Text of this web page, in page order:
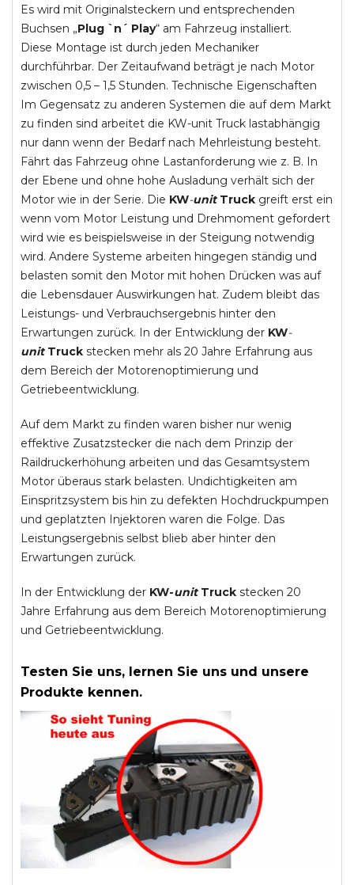
Es wird mit Originalsteckern und entsprechenden
Buchsen „Plug `n´ Play“ am Fahrzeug installiert.
Diese Montage ist durch jeden Mechaniker
durchführbar. Der Zeitaufwand beträgt je nach Motor
zwischen 0,5 – 1,5 Stunden. Technische Eigenschaften
Im Gegensatz zu anderen Systemen die auf dem Markt
zu finden sind arbeitet die KW-unit Truck lastabhängig
nur dann wenn der Bedarf nach Mehrleistung besteht.
Fährt das Fahrzeug ohne Lastanforderung wie z. B. In
der Ebene und ohne hohe Ausladung verhält sich der
Motor wie in der Serie. Die KW-unit Truck greift erst ein
wenn vom Motor Leistung und Drehmoment gefordert
wird wie es beispielsweise in der Steigung notwendig
wird. Andere Systeme arbeiten hingegen ständig und
belasten somit den Motor mit hohen Drücken was auf
die Lebensdauer Auswirkungen hat. Zudem bleibt das
Leistungs- und Verbrauchsergebnis hinter den
Erwartungen zurück. In der Entwicklung der KW-
unit Truck stecken mehr als 20 Jahre Erfahrung aus
dem Bereich der Motorenoptimierung und
Getriebeentwicklung.
Auf dem Markt zu finden waren bisher nur wenig
effektive Zusatzstecker die nach dem Prinzip der
Raildruckerhöhung arbeiten und das Gesamtsystem
Motor überaus stark belasten. Undichtigkeiten am
Einspritzsystem bis hin zu defekten Hochdruckpumpen
und geplatzten Injektoren waren die Folge. Das
Leistungsergebnis selbst blieb aber hinter den
Erwartungen zurück.
In der Entwicklung der KW-unitTruck stecken 20
Jahre Erfahrung aus dem Bereich Motorenoptimierung
und Getriebeentwicklung.
Testen Sie uns, lernen Sie uns und unsere
Produkte kennen.